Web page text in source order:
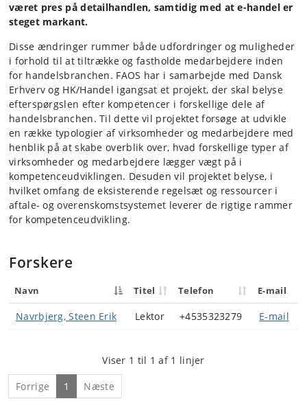
været pres på detailhandlen, samtidig med at e-handel er
steget markant.
Disse ændringer rummer både udfordringer og muligheder
i forhold til at tiltrække og fastholde medarbejdere inden
for handelsbranchen. FAOS har i samarbejde med Dansk
Erhverv og HK/Handel igangsat et projekt, der skal belyse
efterspørgslen efter kompetencer i forskellige dele af
handelsbranchen. Til dette vil projektet forsøge at udvikle
en række typologier af virksomheder og medarbejdere med
henblik på at skabe overblik over, hvad forskellige typer af
virksomheder og medarbejdere lægger vægt på i
kompetenceudviklingen. Desuden vil projektet belyse, i
hvilket omfang de eksisterende regelsæt og ressourcer i
aftale- og overenskomstsystemet leverer de rigtige rammer
for kompetenceudvikling.
Forskere
Navn Titel Telefon E-mail
Navrbjerg, Steen Erik Lektor +4535323279 E-mail
Viser 1 til 1 af 1 linjer
Forrige 1 Næste